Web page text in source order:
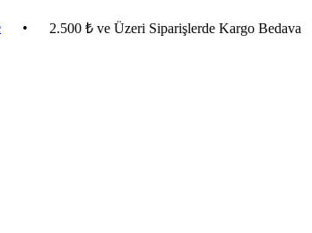
2.500 ₺ ve Üzeri Siparişlerde Kargo Bedava •